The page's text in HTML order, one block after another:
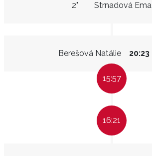
Strnadová Ema
2"
Berešová Natálie 20:23
15:57
16:21